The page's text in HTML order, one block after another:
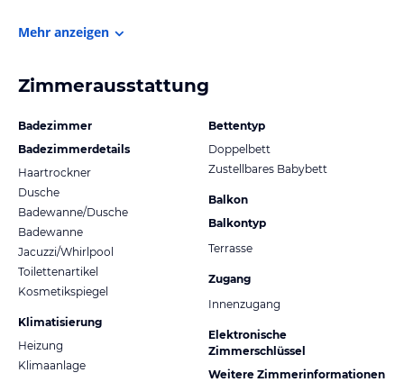
Mehr anzeigen
Zimmerausstattung
Badezimmer
Badezimmerdetails
Haartrockner
Dusche
Badewanne/Dusche
Badewanne
Jacuzzi/Whirlpool
Toilettenartikel
Kosmetikspiegel
Klimatisierung
Heizung
Klimaanlage
Bettentyp
Doppelbett
Zustellbares Babybett
Balkon
Balkontyp
Terrasse
Zugang
Innenzugang
Elektronische
Zimmerschlüssel
Weitere Zimmerinformationen